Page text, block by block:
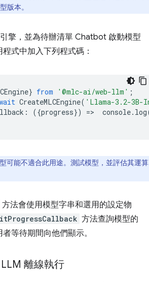
版本。
擎，並為待辦清單 Chatbot 啟動模型
式中加入下列程式碼：
} from '@mlc-ai/web-llm' ;
CreateMLCEngine( 'Llama-3.2-3B-
: ({progress}) => console. log
可能不適合此用途。測試模型，並評估其運算
方法會使用模型字串和選用的設定物
方法查詢模型的
等待期間向他們顯示。
離線執行